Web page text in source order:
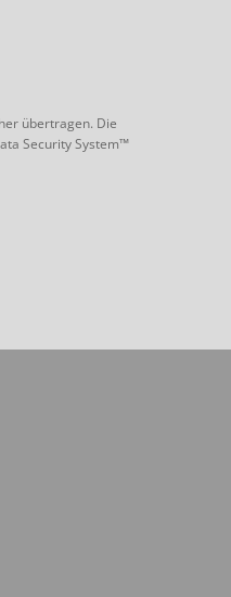
übertragen. Die
Security System™